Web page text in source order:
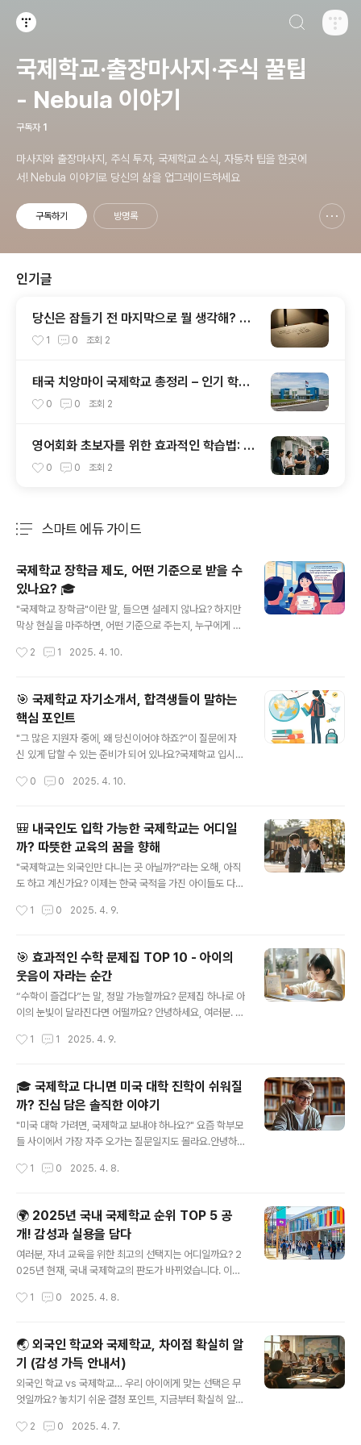
국제학교·출장마사지·주식 꿀팁
- Nebula 이야기
구독자 1
마사지와 출장마사지, 주식 투자, 국제학교 소식, 자동차 팁을 한곳에
서! Nebula 이야기로 당신의 삶을 업그레이드하세요
구독하기 방명록
인기글
당신은 잠들기 전 마지막으로 뭘 생각해? 잠
들기 전 생각의 비밀
1 0 조회 2
태국 치앙마이 국제학교 총정리 – 인기 학교,
학비, 원어민 비율까지!
0 0 조회 2
영어회화 초보자를 위한 효과적인 학습법: 쉽
게 시작하는 7가지 방법
0 0 조회 2
스마트 에듀 가이드
국제학교 장학금 제도, 어떤 기준으로 받을 수
있나요? 🎓
"국제학교 장학금"이란 말, 들으면 설레지 않나요? 하지만
막상 현실을 마주하면, 어떤 기준으로 주는지, 누구에게 기
요.안녕하세요! 저는 두 아이를 국제학교에 보내고 있는 엄
학교 장학금에 대해 알아볼 땐 '누가 받는 건데?'라는 궁금
증부터 시작됐어요. 무조건 성적이 좋아야 하나? 예체능도
반영되나? 소득 기준은? 복잡한 질문이 머릿속을 맴돌았
죠. 그래서 오늘은 제가 경험을 바탕으로 조사한 국제학교
장학금의 **실제 기준**과 **준비 전략**을 정리해드릴
잡기📋 주요 국제학교 장학금 기준 정리표🎯 장학금 유형
2 1 2025. 4. 10.
🎯 국제학교 자기소개서, 합격생들이 말하는
핵심 포인트
"그 많은 지원자 중에, 왜 당신이어야 하죠?"이 질문에 자
신 있게 답할 수 있는 준비가 되어 있나요?국제학교 입시에
인지, 왜 이 학교에 적합한지를 입증하는 가장 강력한 무기
말하는 핵심 포인트’**를 중심으로, 실제 사례와 함께 완벽
한 자기소개서 작성 가이드를 제공합니다.✨ 국제학교 자
기소개서란 무엇인가요?국제학교 자기소개서는 입학 전형
시 제출하는 개인 중심 에세이로,지원자의 성향, 학업 태도,
사회성, 글로벌 마인드를 종합적으로 보여주는 중요한 평
태도지원자의 지적 호기심, 열정, 목표의식 표현인성책임
0 0 2025. 4. 10.
🎒 내국인도 입학 가능한 국제학교는 어디일
까? 따뜻한 교육의 꿈을 향해
"국제학교는 외국인만 다니는 곳 아닐까?"라는 오해, 아직
도 하고 계신가요? 이제는 한국 국적을 가진 아이들도 다양
운 세상을 열어주고 싶은 부모님들께 이 글을 전합니다.안
늘은 내국인이 입학 가능한 국제학교에 대해 진짜 현실적
인 정보를 전해드리려고 해요. 저도 얼마 전까지는 ‘국제학
교는 우리 아이랑 상관없겠지’ 했거든요. 그런데 한 친구의
이야기를 듣고 알아보니, 정말 생각보다 문이 열려 있더라
고요. 입시만 바라보는 교육에서 조금 벗어나, 아이가 스스
정보예요. 목차🗺️ 국제학교란 무엇인가요?👨‍👩‍👧 내국
1 0 2025. 4. 9.
🎯 효과적인 수학 문제집 TOP 10 - 아이의
웃음이 자라는 순간
“수학이 즐겁다”는 말, 정말 가능할까요? 문제집 하나로 아
이의 눈빛이 달라진다면 어떨까요? 안녕하세요, 여러분. 아
죠. 저도 초등 4학년 딸아이를 키우는 부모로서 수학 문제
민의 연속이었습니다. 어느 날 딸아이가 “엄마, 이건 재밌
어!”라고 말한 순간을 계기로 제가 모아온 ‘진짜 효과적인
수학 문제집 TOP 10’을 공유해보려 합니다. 이 글이 같은
고민을 하고 있는 부모님들에게 도움이 되길 바라며 시작
합니다. 📚 목차1. 🎈 수학 문제집, 왜 선택이 중요할까?2.
기준: 내 아이에게 맞는 문제집은?4. 💡 추천 문제집..
1 1 2025. 4. 9.
🎓 국제학교 다니면 미국 대학 진학이 쉬워질
까? 진심 담은 솔직한 이야기
"미국 대학 가려면, 국제학교 보내야 하나요?" 요즘 학부모
들 사이에서 가장 자주 오가는 질문일지도 몰라요.안녕하
고 있는 저입니다. 제가 처음 국제학교라는 걸 접한 건 몇
은 학교구나' 정도로만 생각했는데, 알고 보니 미국 대학 진
학을 노리는 많은 학생들이 선택하는 루트더라고요. 그래
서 오늘은 정말 많은 분들이 궁금해하실 "국제학교 다니면
미국 대학 진학이 쉬운가요?"에 대해 솔직하게, 현실적으
로, 그리고 경험적으로 풀어보려 해요.목차🌍 왜 국제학교
럼 차이가 주는 영향💸 학비와 가성비, 그 현실🧑‍🎓 실제
1 0 2025. 4. 8.
🌍 2025년 국내 국제학교 순위 TOP 5 공
개! 감성과 실용을 담다
여러분, 자녀 교육을 위한 최고의 선택지는 어디일까요? 2
025년 현재, 국내 국제학교의 판도가 바뀌었습니다. 이번
려한 결과입니다. 안녕하세요! 저는 아이 교육을 고민하는
비교 분석하며 정말 많은 걸 느꼈어요. 단순히 ‘좋은 학
교’보다, ‘우리 아이에게 맞는 학교’가 무엇인지 깊이 고민
하게 되었죠. 오늘은 그런 고민을 공유하며, 여러분께 202
5년 가장 주목받는 국제학교 순위 TOP 5를 감성과 데이
터를 기반으로 소개해드릴게요.목차📊 순위 선정 기준은?
부모 감성 후기 모음💸 학비 및 프로그램 비교🧭 어떤 아이
1 0 2025. 4. 8.
🌏 외국인 학교와 국제학교, 차이점 확실히 알
기 (감성 가득 안내서)
외국인 학교 vs 국제학교… 우리 아이에게 맞는 선택은 무
엇일까요? 놓치기 쉬운 결정 포인트, 지금부터 확실히 알려
는 주제, 바로 외국인 학교와 국제학교의 차이에 대해 깊이
2 0 2025. 4. 7.